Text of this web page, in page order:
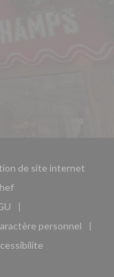
de site internet
((ouvre une nouvelle
fenêtre))
((ouvre une nouvelle
personnel
nouvelle fenêtre))
fenêtre))